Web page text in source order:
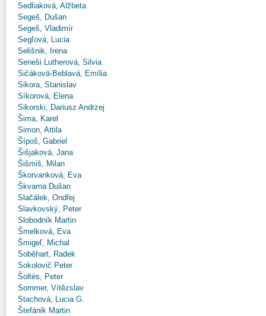
Sedliaková, Alžbeta
Segeš, Dušan
Segeš, Vladimír
Segľová, Lucia
Selišnik, Irena
Seneši Lutherová, Silvia
Sičáková-Beblavá, Emília
Sikora, Stanislav
Síkorová, Elena
Sikorski, Dariusz Andrzej
Šima, Karel
Simon, Attila
Šípoš, Gabriel
Šišjaková, Jana
Šišmiš, Milan
Škorvanková, Eva
Škvarna Dušan
Slačálek, Ondřej
Slavkovský, Peter
Slobodník Martin
Šmelková, Eva
Šmigeľ, Michal
Soběhart, Radek
Sokolovič Peter
Šoltés, Peter
Sommer, Vítězslav
Stachová, Lucia G.
Štefánik Martin